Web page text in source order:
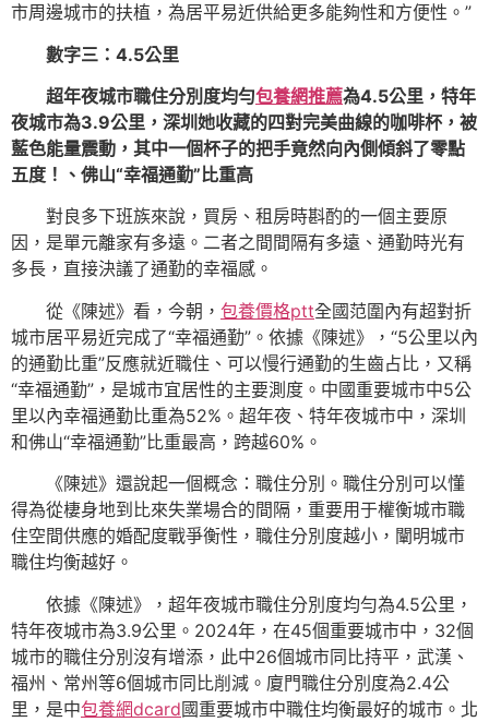
市周邊城市的扶植，為居平易近供給更多能夠性和方便性。”
數字三：4.5公里
超年夜城市職住分別度均勻包養網推薦為4.5公里，特年
夜城市為3.9公里，深圳她收藏的四對完美曲線的咖啡杯，被
藍色能量震動，其中一個杯子的把手竟然向內側傾斜了零點
五度！、佛山“幸福通勤”比重高
對良多下班族來說，買房、租房時斟酌的一個主要原
因，是單元離家有多遠。二者之間間隔有多遠、通勤時光有
多長，直接決議了通勤的幸福感。
從《陳述》看，今朝， 包養價格ptt全國范圍內有超對折
城市居平易近完成了“幸福通勤”。依據《陳述》，“5公里以內
的通勤比重”反應就近職住、可以慢行通勤的生齒占比，又稱
“幸福通勤”，是城市宜居性的主要測度。中國重要城市中5公
里以內幸福通勤比重為52%。超年夜、特年夜城市中，深圳
和佛山“幸福通勤”比重最高，跨越60%。
《陳述》還說起一個概念：職住分別。職住分別可以懂
得為從棲身地到比來失業場合的間隔，重要用于權衡城市職
住空間供應的婚配度戰爭衡性，職住分別度越小，闡明城市
職住均衡越好。
依據《陳述》，超年夜城市職住分別度均勻為4.5公里，
特年夜城市為3.9公里。2024年，在45個重要城市中，32個
城市的職住分別沒有增添，此中26個城市同比持平，武漢、
福州、常州等6個城市同比削減。廈門職住分別度為2.4公
里，是中包養網dcard國重要城市中職住均衡最好的城市。北